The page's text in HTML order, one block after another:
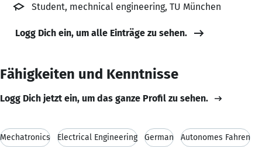
Student, mechnical engineering, TU München
Logg Dich ein, um alle Einträge zu sehen.
Fähigkeiten und Kenntnisse
Logg Dich jetzt ein, um das ganze Profil zu sehen.
Mechatronics Electrical Engineering German Autonomes Fahren